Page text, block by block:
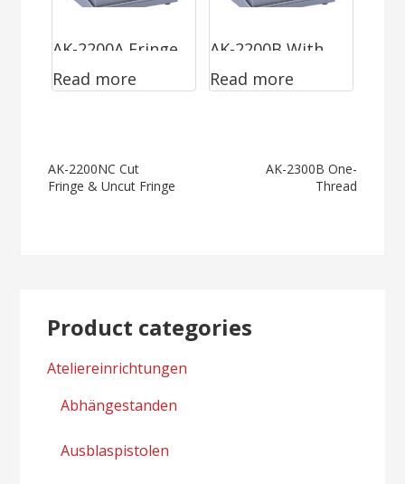
AK-2200A Fringe
Blower
Read more
AK-2200B With
Stitch Adjusting
Read more
Post
AK-2200NC Cut
Fringe & Uncut Fringe
AK-2300B One-
Thread
Product categories
Ateliereinrichtungen
Abhängestanden
Ausblaspistolen